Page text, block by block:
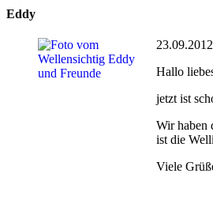
Eddy
23.09.2012
Hallo
jetzt ist
Wir haben
ist die
Viele